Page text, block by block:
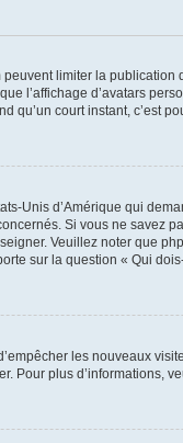
limiter la
l’affichage d’avatars
qu’un court instant, c’est
Unis d’Amérique qui
Si vous ne savez
Veuillez noter que
sur la question « Qui
les nouveaux
Pour plus d’informations,